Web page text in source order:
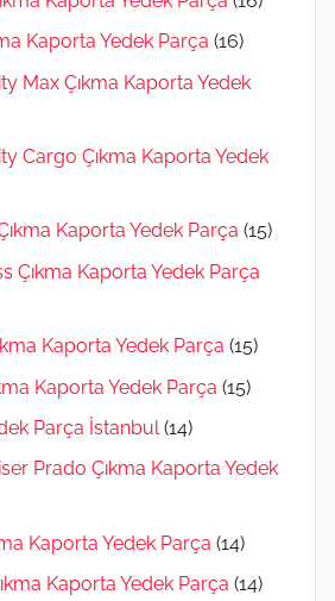
Kaporta Yedek Parça (16)
Max Çıkma Kaporta Yedek
Cargo Çıkma Kaporta Yedek
Kaporta Yedek Parça (15)
Çıkma Kaporta Yedek Parça
Kaporta Yedek Parça (15)
Kaporta Yedek Parça (15)
Parça İstanbul (14)
Prado Çıkma Kaporta Yedek
Kaporta Yedek Parça (14)
Kaporta Yedek Parça (14)